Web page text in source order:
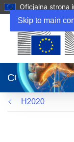
Skip to main
Oficjalna strona
otworzy
się
w
nowym
oknie)
CORDIS
H2020